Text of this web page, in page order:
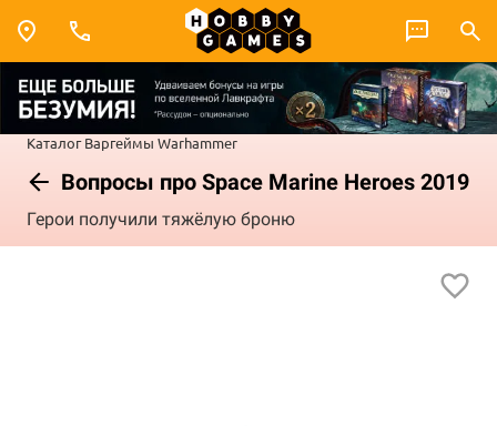
Каталог Варгеймы Warhammer
Вопросы про Space Marine Heroes 2019
Герои получили тяжёлую броню